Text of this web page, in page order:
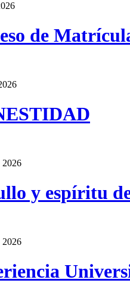
de
2026
y espíritu
2026